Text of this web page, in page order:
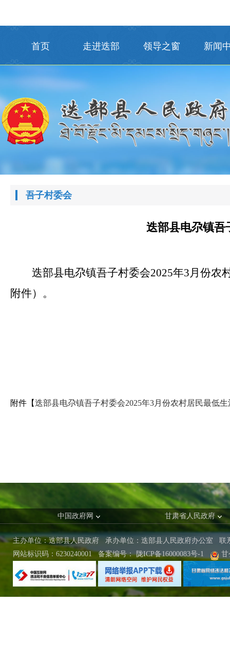
首页 走进迭部 领导之窗 新闻
吾子村委会
迭部县电尕镇吾
迭部县电尕镇吾子村委会2025年3月份农
附件）。
附件【迭部县电尕镇吾子村委会2025年3月份农村居民最低
中国政府网 甘肃省人民政府
主办单位：迭部县人民政府 承办单位：迭部县人民政府办公室 联
网站标识码：6230240001
备案编号： 陇ICP备16000083号-1 甘